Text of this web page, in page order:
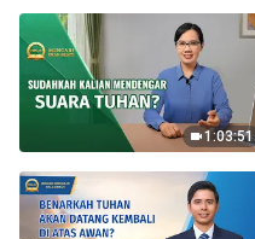
1:03:51